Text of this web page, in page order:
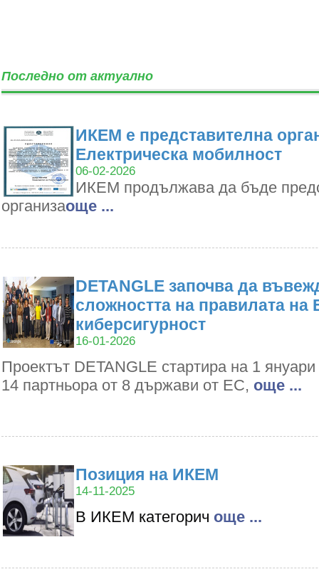
Последно от актуално
ИКЕМ е представителна
Електрическа мобилност
06-02-2026
ИКЕМ продължава да бъде
организаoще ...
DETANGLE започва да
сложността на правилата на
киберсигурност
16-01-2026
Проектът DETANGLE стартира на 1
14 партньора от 8 държави от ЕС, oще ...
Позиция на ИКЕМ
14-11-2025
В ИКЕМ категорич oще ...